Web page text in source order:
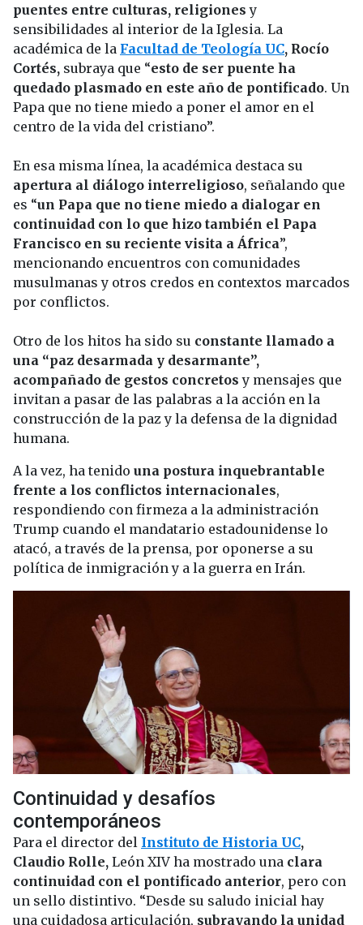
puentes entre culturas, religiones y
sensibilidades al interior de la Iglesia. La
académica de la Facultad de Teología UC, Rocío
Cortés, subraya que “esto de ser puente ha
quedado plasmado en este año de pontificado. Un
Papa que no tiene miedo a poner el amor en el
centro de la vida del cristiano”.
En esa misma línea, la académica destaca su
apertura al diálogo interreligioso, señalando que
es “un Papa que no tiene miedo a dialogar en
continuidad con lo que hizo también el Papa
Francisco en su reciente visita a África”,
mencionando encuentros con comunidades
musulmanas y otros credos en contextos marcados
por conflictos.
Otro de los hitos ha sido su constante llamado a
una “paz desarmada y desarmante”,
acompañado de gestos concretos y mensajes que
invitan a pasar de las palabras a la acción en la
construcción de la paz y la defensa de la dignidad
humana.
A la vez, ha tenido una postura inquebrantable
frente a los conflictos internacionales,
respondiendo con firmeza a la administración
Trump cuando el mandatario estadounidense lo
atacó, a través de la prensa, por oponerse a su
política de inmigración y a la guerra en Irán.
Continuidad y desafíos
contemporáneos
Para el director del Instituto de Historia UC,
Claudio Rolle, León XIV ha mostrado una clara
continuidad con el pontificado anterior, pero con
un sello distintivo. “Desde su saludo inicial hay
una cuidadosa articulación, subrayando la unidad